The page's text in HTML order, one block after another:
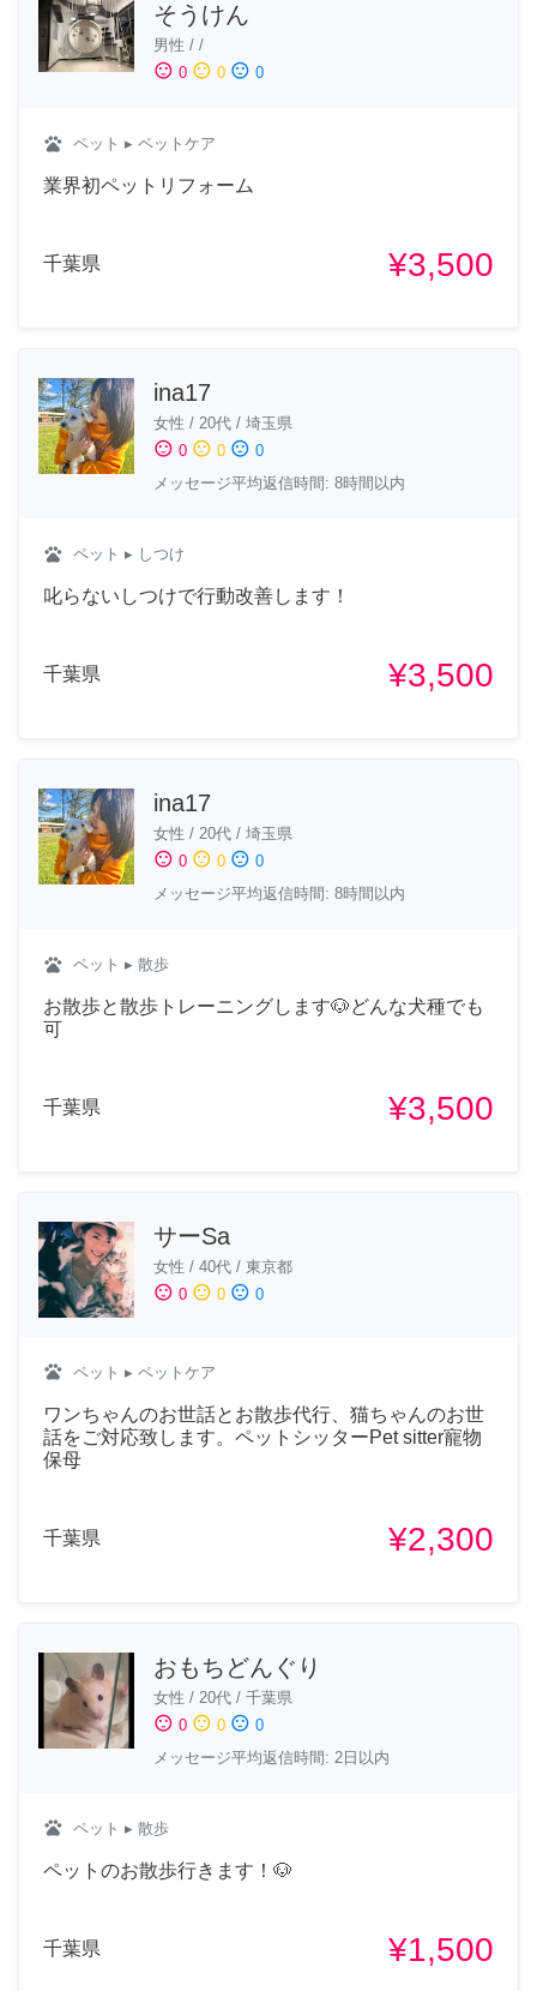
そうけん
男性 / /
sentiment_satisfied 0 sentiment_neutral 0 sentiment_dissatisfied 0
pets ペット ▸ ペットケア
業界初ペットリフォーム
千葉県 ¥3,500
ina17
女性 / 20代 / 埼玉県
sentiment_satisfied 0 sentiment_neutral 0 sentiment_dissatisfied 0
メッセージ平均返信時間: 8時間以内
pets ペット ▸ しつけ
叱らないしつけで行動改善します！
千葉県 ¥3,500
ina17
女性 / 20代 / 埼玉県
sentiment_satisfied 0 sentiment_neutral 0 sentiment_dissatisfied 0
メッセージ平均返信時間: 8時間以内
pets ペット ▸ 散歩
お散歩と散歩トレーニングします🐶どんな犬種でも
可
千葉県 ¥3,500
サーSa
女性 / 40代 / 東京都
sentiment_satisfied 0 sentiment_neutral 0 sentiment_dissatisfied 0
pets ペット ▸ ペットケア
ワンちゃんのお世話とお散歩代行、猫ちゃんのお世
話をご対応致します。ペットシッターPet sitter寵物
保母
千葉県 ¥2,300
おもちどんぐり
女性 / 20代 / 千葉県
sentiment_satisfied 0 sentiment_neutral 0 sentiment_dissatisfied 0
メッセージ平均返信時間: 2日以内
pets ペット ▸ 散歩
ペットのお散歩行きます！🐶
千葉県 ¥1,500